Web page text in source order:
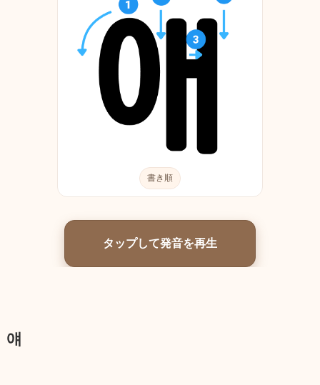
書き順
タップして発音を再生
얘